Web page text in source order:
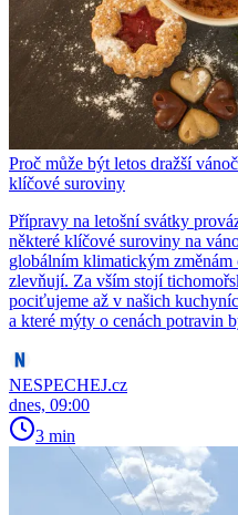
Proč může být letos dražší
klíčové suroviny
Přípravy na letošní svátky
některé klíčové suroviny na
globálním klimatickým
zlevňují. Za vším stojí
pociťujeme až v našich
a které mýty o cenách potravin
NESPECHEJ.cz
dnes, 09:00
3 min